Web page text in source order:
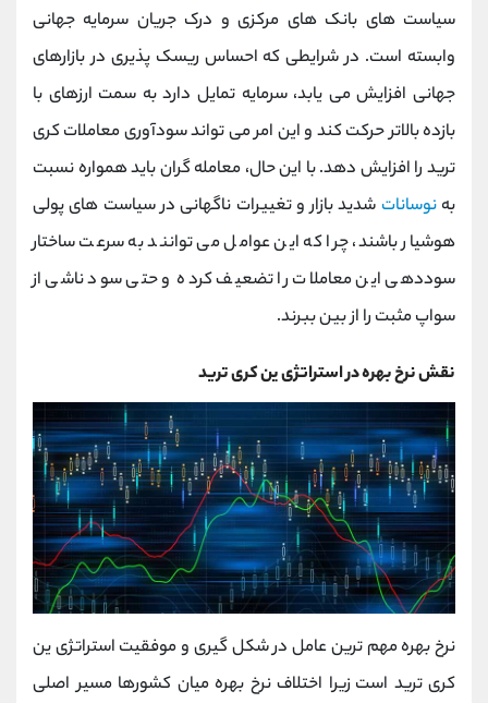
سیاست‌ های بانک‌ های مرکزی و درک جریان سرمایه جهانی
وابسته است. در شرایطی که احساس ریسک‌ پذیری در بازارهای
جهانی افزایش می ‌یابد، سرمایه تمایل دارد به سمت ارزهای با
بازده بالاتر حرکت کند و این امر می ‌تواند سودآوری معاملات کری
ترید را افزایش دهد. با این حال، معامله ‌گران باید همواره نسبت
بهنوسانات شدید بازار و تغییرات ناگهانی در سیاست ‌های پولی
هوشیار باشند، چرا که این عوامل می ‌توانند به سرعت ساختار
سوددهی این معاملات را تضعیف کرده و حتی سود ناشی از
سواپ مثبت را از بین ببرند.
نقش نرخ بهره در استراتژی ین کری ترید
نرخ بهره مهم‌ ترین عامل در شکل‌ گیری و موفقیت استراتژی ین
کری ترید است زیرا اختلاف نرخ بهره میان کشورها مسیر اصلی